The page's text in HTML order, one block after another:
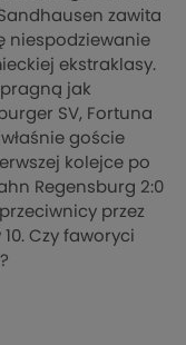
zawita
niespodziewanie
ekstraklasy.
pragną jak
SV, Fortuna
goście
kolejce po
Regensburg 2:0
przez
Czy faworyci